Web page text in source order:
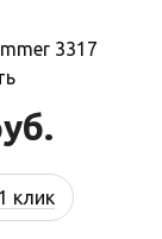
3317
клик